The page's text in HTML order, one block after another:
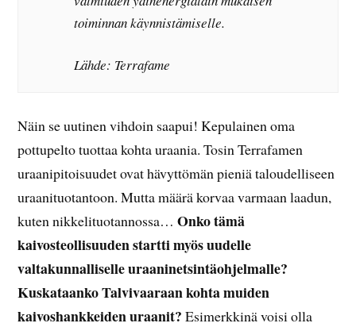
toiminnan käynnistämiselle.
Lähde: Terrafame
Näin se uutinen vihdoin saapui! Kepulainen oma
pottupelto tuottaa kohta uraania. Tosin Terrafamen
uraanipitoisuudet ovat hävyttömän pieniä taloudelliseen
uraanituotantoon. Mutta määrä korvaa varmaan laadun,
kuten nikkelituotannossa…Onko tämä
kaivosteollisuuden startti myös uudelle
valtakunnalliselle uraaninetsintäohjelmalle?
Kuskataanko Talvivaaraan kohta muiden
kaivoshankkeiden uraanit?Esimerkkinä voisi olla